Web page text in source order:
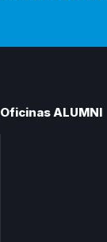
Oficinas ALUMNI